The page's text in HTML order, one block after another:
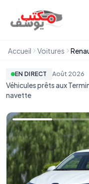
Accueil Voitures
EN DIRECT Août 2026
Véhicules prêts aux
navette